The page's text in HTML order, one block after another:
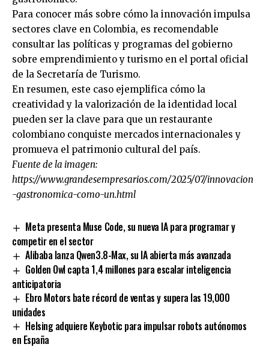
Para conocer más sobre cómo la innovación impulsa
sectores clave en Colombia, es recomendable
consultar las políticas y programas del gobierno
sobre emprendimiento y turismo en el portal oficial
de la Secretaría de Turismo.
En resumen, este caso ejemplifica cómo la
creatividad y la valorización de la identidad local
pueden ser la clave para que un restaurante
colombiano conquiste mercados internacionales y
promueva el patrimonio cultural del país.
Fuente de la imagen:
https://www.grandesempresarios.com/2025/07/innovacion
-gastronomica-como-un.html
Meta presenta Muse Code, su nueva IA para programar y
competir en el sector
Alibaba lanza Qwen3.8-Max, su IA abierta más avanzada
Golden Owl capta 1,4 millones para escalar inteligencia
anticipatoria
Ebro Motors bate récord de ventas y supera las 19,000
unidades
Helsing adquiere Keybotic para impulsar robots autónomos
en España